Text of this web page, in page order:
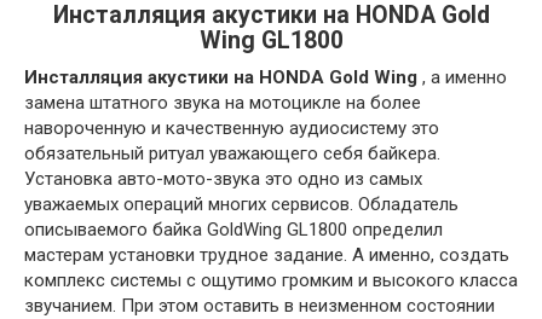
Инсталляция акустики на HONDA Gold
Wing GL1800
Инсталляция акустики на HONDA Gold Wing , а именно
замена штатного звука на мотоцикле на более
навороченную и качественную аудиосистему это
обязательный ритуал уважающего себя байкера.
Установка авто-мото-звука это одно из самых
уважаемых операций многих сервисов. Обладатель
описываемого байка GoldWing GL1800 определил
мастерам установки трудное задание. А именно, создать
комплекс системы с ощутимо громким и высокого класса
звучанием. При этом оставить в неизменном состоянии